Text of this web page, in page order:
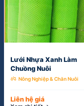
Lưới Nhựa Xanh Làm
Chuồng Nuôi
Nông Nghiệp & Chăn Nuôi
Liên hệ giá
Xem chi tiết →